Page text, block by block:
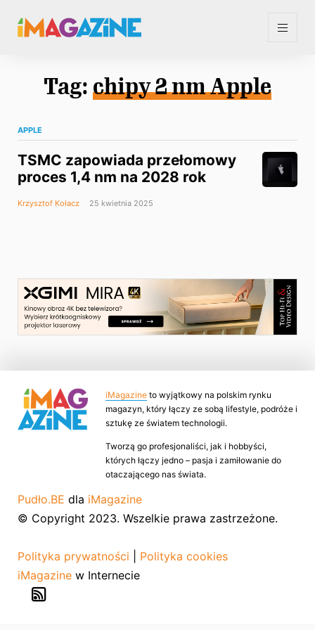
Tag: chipy 2 nm Apple
APPLE
TSMC zapowiada przełomowy
proces 1,4 nm na 2028 rok
Krzysztof Kołacz 25 kwietnia 2025
iMagazine to wyjątkowy na polskim rynku
magazyn, który łączy ze sobą lifestyle, podróże i
sztukę ze światem technologii.
Tworzą go profesjonaliści, jak i hobbyści,
których łączy jedno – pasja i zamiłowanie do
otaczającego nas świata.
Pudło.BE dla iMagazine
© Copyright 2023. Wszelkie prawa zastrzeżone.
Polityka prywatności
Polityka cookies
iMagazine w Internecie